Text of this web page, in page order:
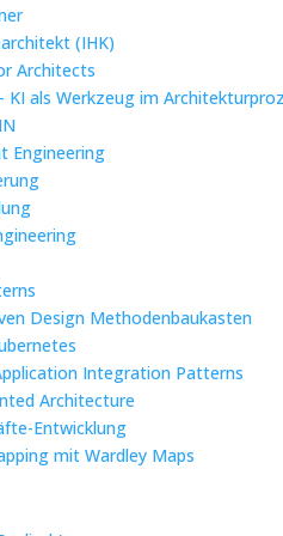
(IHK)
Architects
KI als Werkzeug im
Engineering
Design Methodenbaukasten
Integration Patterns
Architecture
Entwicklung
mit Wardley Maps